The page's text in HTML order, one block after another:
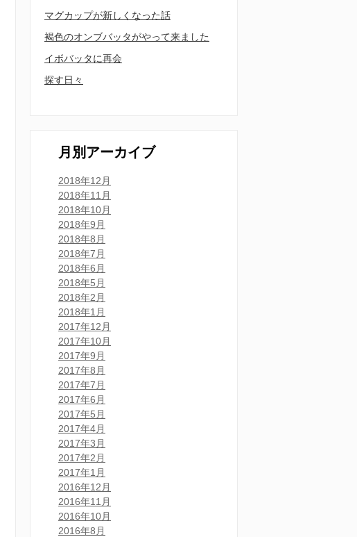
マグカップが新しくなった話
褐色のオンブバッタがやって来ました
イボバッタに再会
探す日々
月別アーカイブ
2018年12月
2018年11月
2018年10月
2018年9月
2018年8月
2018年7月
2018年6月
2018年5月
2018年2月
2018年1月
2017年12月
2017年10月
2017年9月
2017年8月
2017年7月
2017年6月
2017年5月
2017年4月
2017年3月
2017年2月
2017年1月
2016年12月
2016年11月
2016年10月
2016年8月